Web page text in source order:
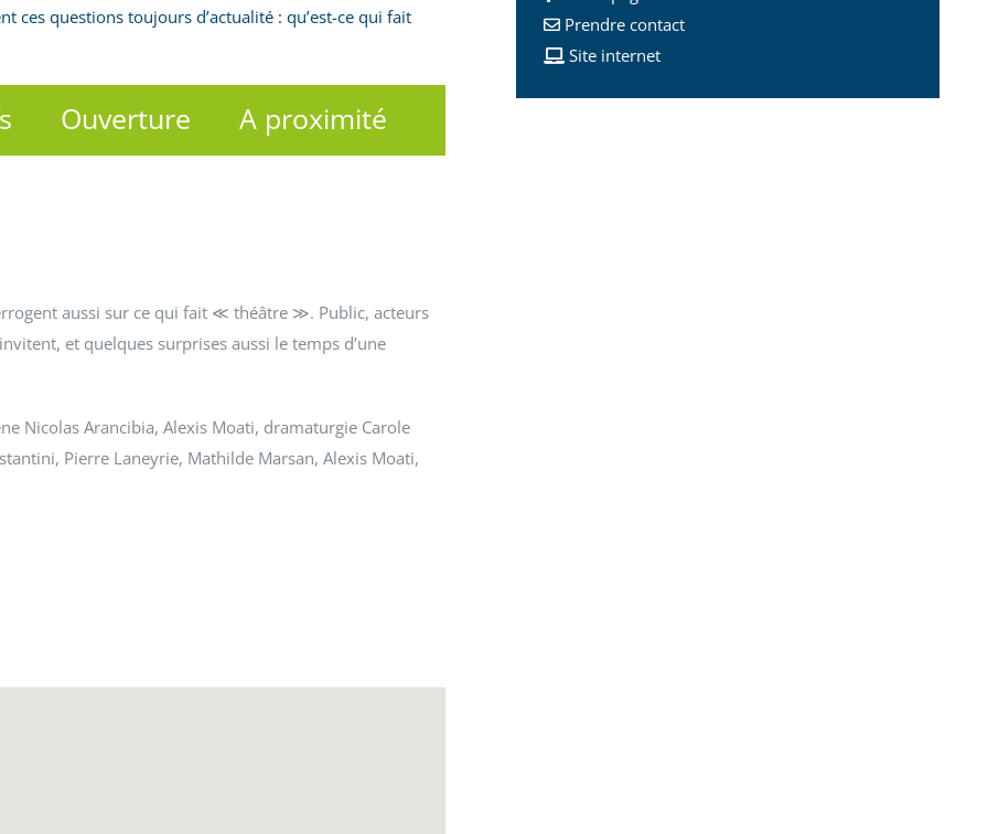
ces questions toujours d’actualité : qu’est-ce qui fait
Ouverture A proximité
aussi sur ce qui fait ≪ théâtre ≫. Public, acteurs
et quelques surprises aussi le temps d’une
Nicolas Arancibia, Alexis Moati, dramaturgie Carole
Pierre Laneyrie, Mathilde Marsan, Alexis Moati,
Prendre contact
Site internet